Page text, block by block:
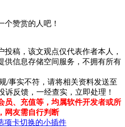
个赞赏的人吧！
稿，该文观点仅代表作者本人，
供信息存储空间服务，不拥有所有
/事实不符，请将相关资料发送至
诉反馈，一经查实，立即处理！
员、充值等，均属软件开发者或所
网友需自行判断
项卡切换的小插件